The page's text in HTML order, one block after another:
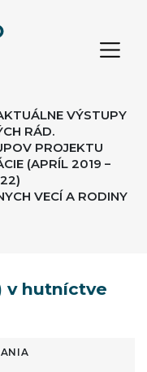
VÝSTUPY
RÁD.
PROJEKTU
(APRÍL 2019 –
VECÍ A RODINY
v hutníctve